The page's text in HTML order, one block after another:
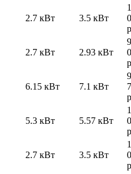
2.7 кВт 3.5 кВт
2.7 кВт 2.93 кВт
6.15 кВт 7.1 кВт
5.3 кВт 5.57 кВт
2.7 кВт 3.5 кВт